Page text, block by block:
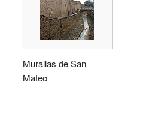
Murallas de San
Mateo